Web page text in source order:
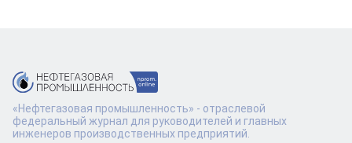
«Нефтегазовая промышленность» - отраслевой
федеральный журнал для руководителей и главных
инженеров производственных предприятий.